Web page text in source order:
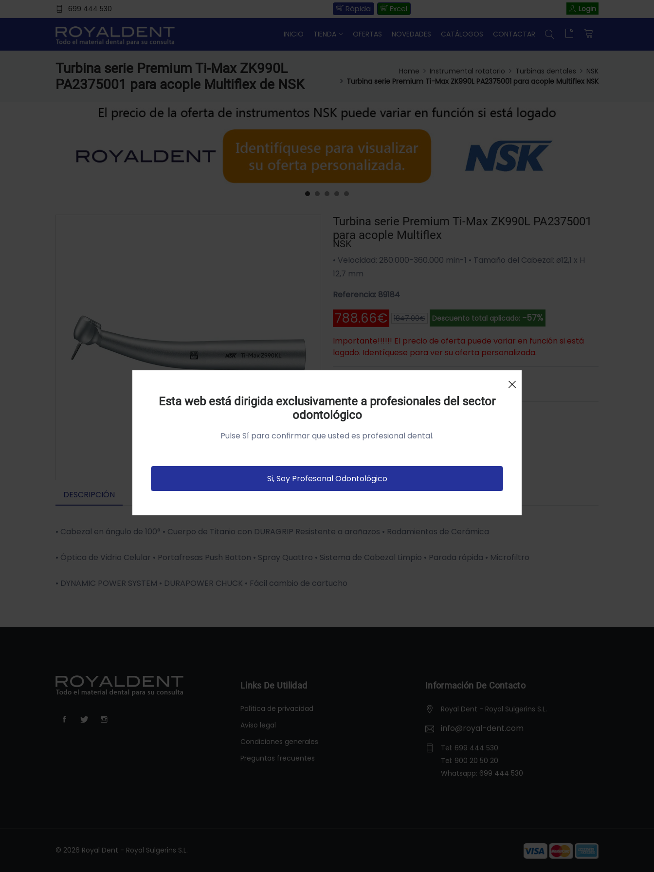
699 444 530 Rápida Excel Login
INICIO TIENDA OFERTAS NOVEDADES CATÁLOGOS CONTACTAR
Turbina serie Premium Ti-Max ZK990L
PA2375001 para acople Multiflex de NSK
Home Instrumental rotatorio Turbinas dentales
NSK
Turbina serie Premium Ti-Max ZK990L PA2375001 para acople Multiflex NSK
Turbina serie Premium Ti-Max ZK990L PA2375001
para acople Multiflex
NSK
• Velocidad: 280.000-360.000 min-1 • Tamaño del Cabezal: ø12,1 x H
12,7 mm
Referencia: 89184
788.66€ 1847.00€ Descuento total aplicado: -57%
Importante!!!!!! El precio de oferta puede variar en función si está
logado. Identíquese para ver su oferta personalizada.
SKU: PA2375001
DESCRIPCIÓN
• Cabezal en ángulo de 100° • Cuerpo de Titanio con DURAGRIP Resistente a arañazos • Rodamientos de Cerámica
• Óptica de Vidrio Celular • Portafresas Push Botton • Spray Quattro • Sistema de Cabezal Limpio • Parada rápida • Microfiltro
• DYNAMIC POWER SYSTEM • DURAPOWER CHUCK • Fácil cambio de cartucho
Links De Utilidad
Política de privacidad
Aviso legal
Condiciones generales
Preguntas frecuentes
Información De Contacto
Royal Dent - Royal Sulgerins S.L.
info@royal-dent.com
Tel: 699 444 530
Tel: 900 20 50 20
Whatsapp: 699 444 530
© 2026 Royal Dent - Royal Sulgerins S.L.
Utilizamos cookies própias y de terceros para analizar el
tus preferencias sobre la base de un perfil elaborado a
vistitadas).Política de cookies
Esta web está dirigida exclusivamente a profesionales del sector
odontológico
Pulse Sí para confirmar que usted es profesional dental.
Si, Soy Profesonal Odontológico